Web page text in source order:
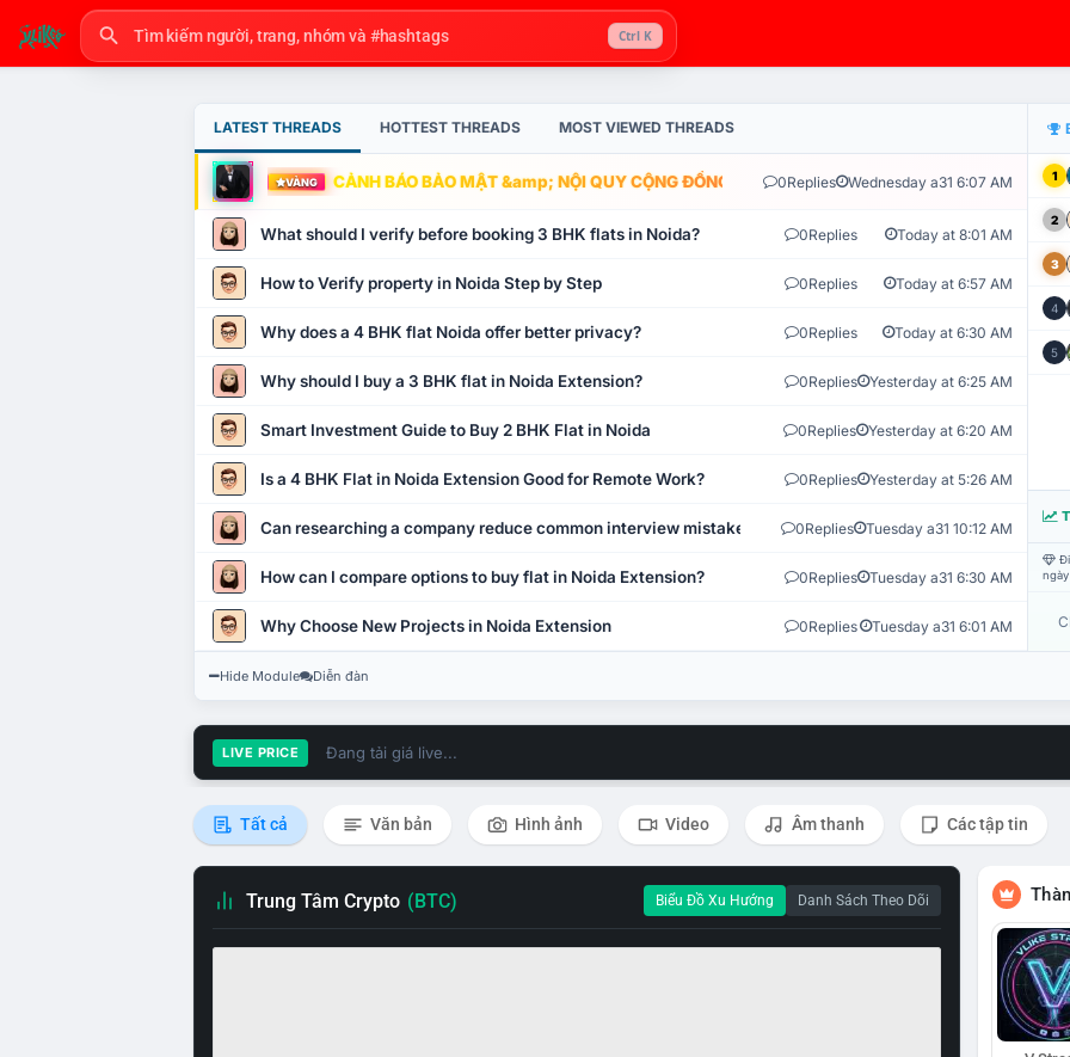
Ctrl K
LATEST THREADS HOTTEST THREADS MOST VIEWED THREADS
VÀNG CẢNH BÁO BẢO MẬT &amp; NỘI QUY CỘNG ĐỒNG VLIKE.VN: HỆ THỐNG GIÁM SÁT TỰ
0Replies Wednesday a31 6:07 AM
What should I verify before booking 3 BHK flats in Noida? 0Replies Today at 8:01 AM
How to Verify property in Noida Step by Step 0Replies Today at 6:57 AM
Why does a 4 BHK flat Noida offer better privacy? 0Replies Today at 6:30 AM
Why should I buy a 3 BHK flat in Noida Extension? 0Replies Yesterday at 6:25 AM
Smart Investment Guide to Buy 2 BHK Flat in Noida 0Replies Yesterday at 6:20 AM
Is a 4 BHK Flat in Noida Extension Good for Remote Work? 0Replies Yesterday at 5:26 AM
Can researching a company reduce common interview mistakes? 0Replies Tuesday a31 10:12 AM
How can I compare options to buy flat in Noida Extension? 0Replies Tuesday a31 6:30 AM
Why Choose New Projects in Noida Extension 0Replies Tuesday a31 6:01 AM
1
2
3
4
5
Hide Module Diễn đàn
LIVE PRICE Đang tải giá live...
Tất cả Văn bản Hình ảnh Video Âm thanh Các tập tin
Trung Tâm Crypto (BTC) Biểu Đồ Xu Hướng Danh Sách Theo Dõi